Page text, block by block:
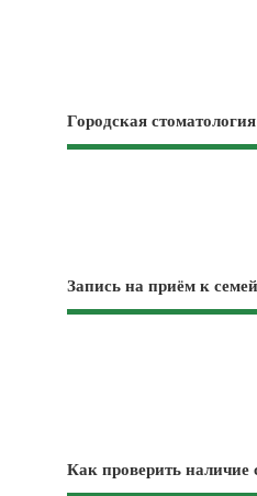
Городская стоматология
Запись на приём к
Как проверить наличие